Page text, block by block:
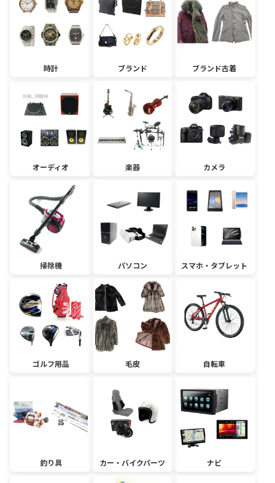
時計 ブランド ブランド古着
オーディオ 楽器 カメラ
掃除機 パソコン スマホ・タブレット
ゴルフ用品 毛皮 自転車
釣り具 カー・バイクパーツ ナビ